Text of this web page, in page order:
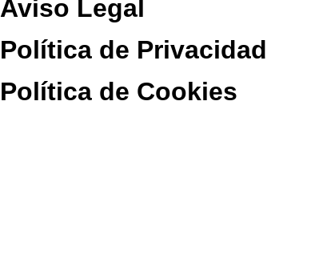
Aviso Legal
Política de Privacidad
Política de Cookies